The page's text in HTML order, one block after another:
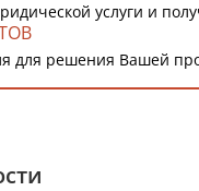
услуги и
для решения Вашей